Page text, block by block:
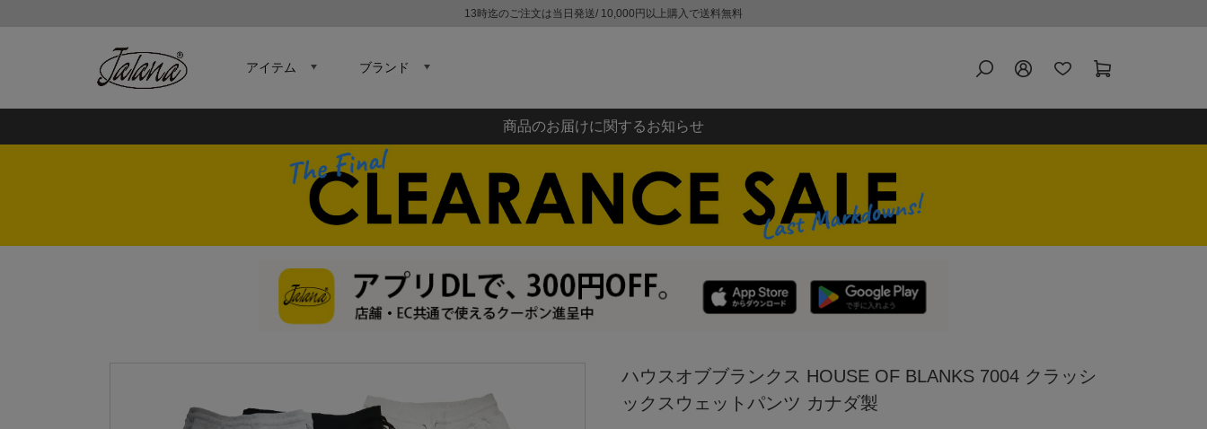
13時迄のご注文は当日発送/ 10,000円以上購入で送料無料
アイテム ブランド
商品のお届けに関するお知らせ
ハウスオブブランクス HOUSE OF BLANKS 7004 クラッシ
ックスウェットパンツ カナダ製